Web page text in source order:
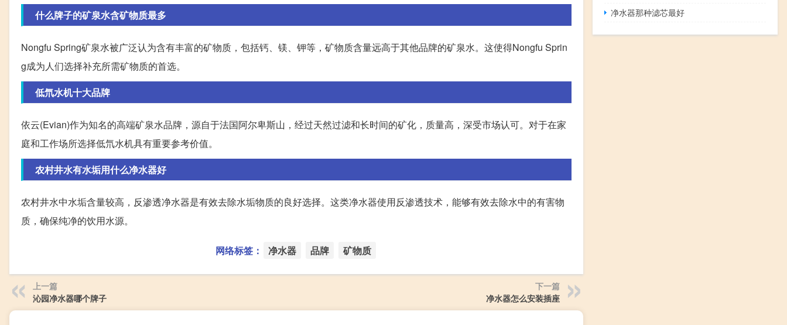
什么牌子的矿泉水含矿物质最多
Nongfu Spring矿泉水被广泛认为含有丰富的矿物质，包括钙、镁、钾等，矿物质含量远高于其他品牌的矿泉水。这使得Nongfu Sprin
g成为人们选择补充所需矿物质的首选。
低氘水机十大品牌
依云(Evian)作为知名的高端矿泉水品牌，源自于法国阿尔卑斯山，经过天然过滤和长时间的矿化，质量高，深受市场认可。对于在家
庭和工作场所选择低氘水机具有重要参考价值。
农村井水有水垢用什么净水器好
农村井水中水垢含量较高，反渗透净水器是有效去除水垢物质的良好选择。这类净水器使用反渗透技术，能够有效去除水中的有害物
质，确保纯净的饮用水源。
网络标签： 净水器 品牌 矿物质
上一篇
沁园净水器哪个牌子
下一篇
净水器怎么安装插座
净水器那种滤芯最好